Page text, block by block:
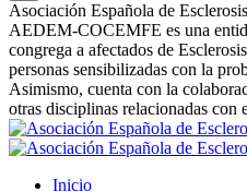
Asociación Española de
AEDEM-COCEMFE es una
congrega a afectados de
personas sensibilizadas con la
Asimismo, cuenta con la
otras disciplinas relacionadas con
Inicio